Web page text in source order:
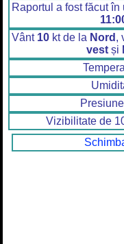
Raportul a fost făcut în
Vânt 10 kt de la Nord ,
vest și
Presiune
Vizibilitate de